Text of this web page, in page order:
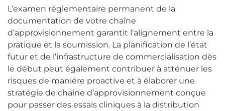
L’examen réglementaire permanent de la
documentation de votre chaîne
d’approvisionnement garantit l’alignement entre la
pratique et la soumission. La planification de l’état
futur et de l’infrastructure de commercialisation dès
le début peut également contribuer à atténuer les
risques de manière proactive et à élaborer une
stratégie de chaîne d’approvisionnement conçue
pour passer des essais cliniques à la distribution